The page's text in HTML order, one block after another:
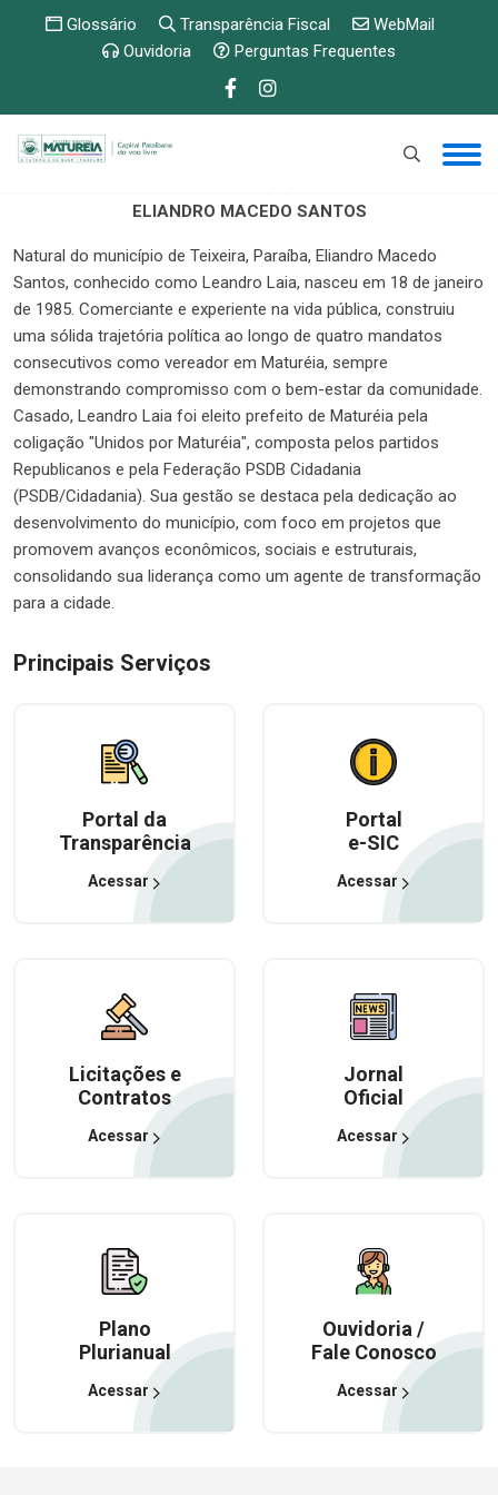
Glossário Transparência Fiscal
WebMail
Ouvidoria
Perguntas Frequentes
ELIANDRO MACEDO SANTOS
Natural do município de Teixeira, Paraíba, Eliandro Macedo
Santos, conhecido como Leandro Laia, nasceu em 18 de janeiro
de 1985. Comerciante e experiente na vida pública, construiu
uma sólida trajetória política ao longo de quatro mandatos
consecutivos como vereador em Maturéia, sempre
demonstrando compromisso com o bem-estar da comunidade.
Casado, Leandro Laia foi eleito prefeito de Maturéia pela
coligação "Unidos por Maturéia", composta pelos partidos
Republicanos e pela Federação PSDB Cidadania
(PSDB/Cidadania). Sua gestão se destaca pela dedicação ao
desenvolvimento do município, com foco em projetos que
promovem avanços econômicos, sociais e estruturais,
consolidando sua liderança como um agente de transformação
para a cidade.
Principais Serviços
Portal da
Transparência
Acessar
Portal
e-SIC
Acessar
Licitações e
Contratos
Acessar
Jornal
Oficial
Acessar
Plano
Plurianual
Acessar
Ouvidoria /
Fale Conosco
Acessar